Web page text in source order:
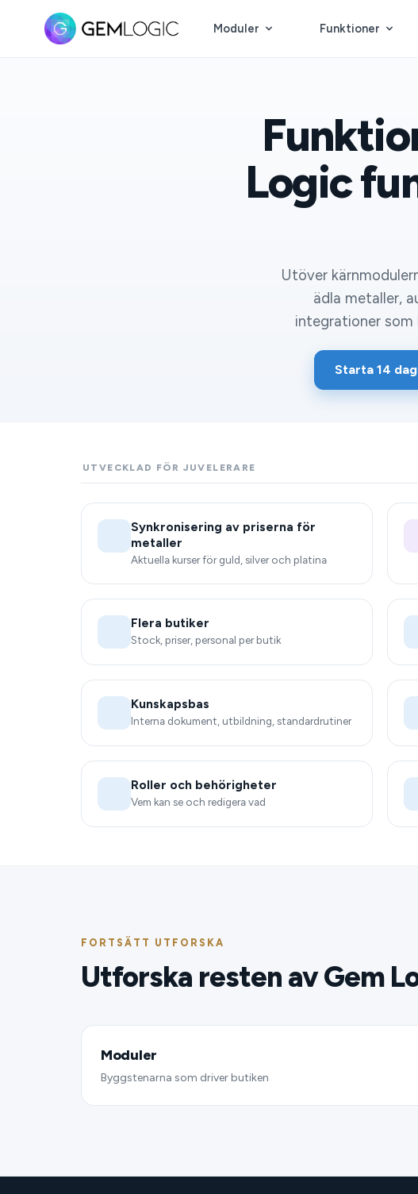
Moduler Funktioner
Logic
Utöver
ädla metaller,
integrationer som
Starta 14
UTVECKLAD FÖR JUVELERARE
Synkronisering av priserna för
metaller
Aktuella kurser för guld, silver och platina
Flera butiker
Stock, priser, personal per butik
Kunskapsbas
Interna dokument, utbildning, standardrutiner
Roller och behörigheter
Vem kan se och redigera vad
FORTSÄTT UTFORSKA
Utforska resten av Gem
Moduler
Byggstenarna som driver butiken